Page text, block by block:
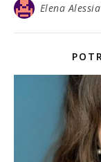
Elena